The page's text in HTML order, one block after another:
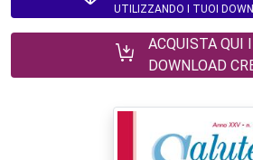
UTILIZZANDO I TUOI
ACQUISTA QUI
DOWNLOAD